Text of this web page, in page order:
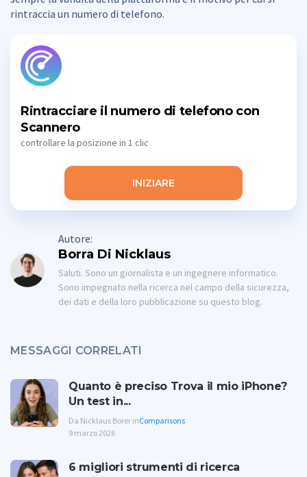
rintraccia un numero di telefono.
Rintracciare il numero di telefono con
Scannero
controllare la posizione in 1 clic
INIZIARE
Autore:
Borra Di Nicklaus
Saluti. Sono un giornalista e un ingegnere informatico.
Sono impegnato nella ricerca nel campo della sicurezza,
dei dati e della loro pubblicazione su questo blog.
MESSAGGI CORRELATI
Quanto è preciso Trova il mio iPhone?
Un test in...
Da Nicklaus Borer inComparisons
9 marzo 2026
6 migliori strumenti di ricerca